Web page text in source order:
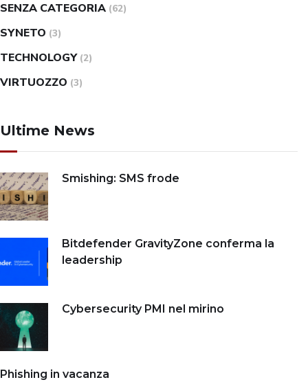
SENZA CATEGORIA (62)
SYNETO (3)
TECHNOLOGY (2)
VIRTUOZZO (3)
Ultime News
Smishing: SMS frode
Bitdefender GravityZone conferma la
leadership
Cybersecurity PMI nel mirino
Phishing in vacanza